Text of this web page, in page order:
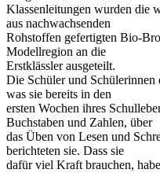
Klassenleitungen wurden die
aus nachwachsenden
Rohstoffen gefertigten Bio-
Modellregion an die
Erstklässler ausgeteilt.
Die Schüler und Schülerinnen
was sie bereits in den
ersten Wochen ihres
Buchstaben und Zahlen, über
das Üben von Lesen und
berichteten sie. Dass sie
dafür viel Kraft brauchen,